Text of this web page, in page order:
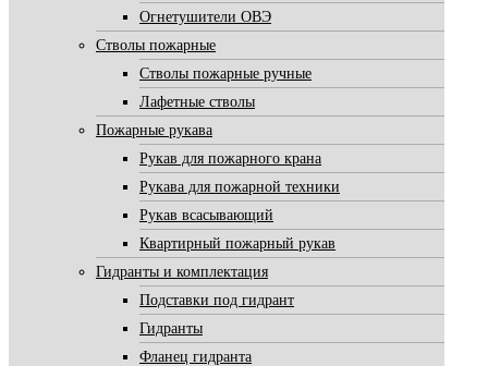
Огнетушители ОВЭ
Стволы пожарные
Стволы пожарные ручные
Лафетные стволы
Пожарные рукава
Рукав для пожарного крана
Рукава для пожарной техники
Рукав всасывающий
Квартирный пожарный рукав
Гидранты и комплектация
Подставки под гидрант
Гидранты
Фланец гидранта